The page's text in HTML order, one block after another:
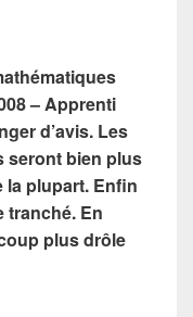
– Apprenti
d’avis. Les
seront bien plus
la plupart. Enfin
tranché. En
plus drôle